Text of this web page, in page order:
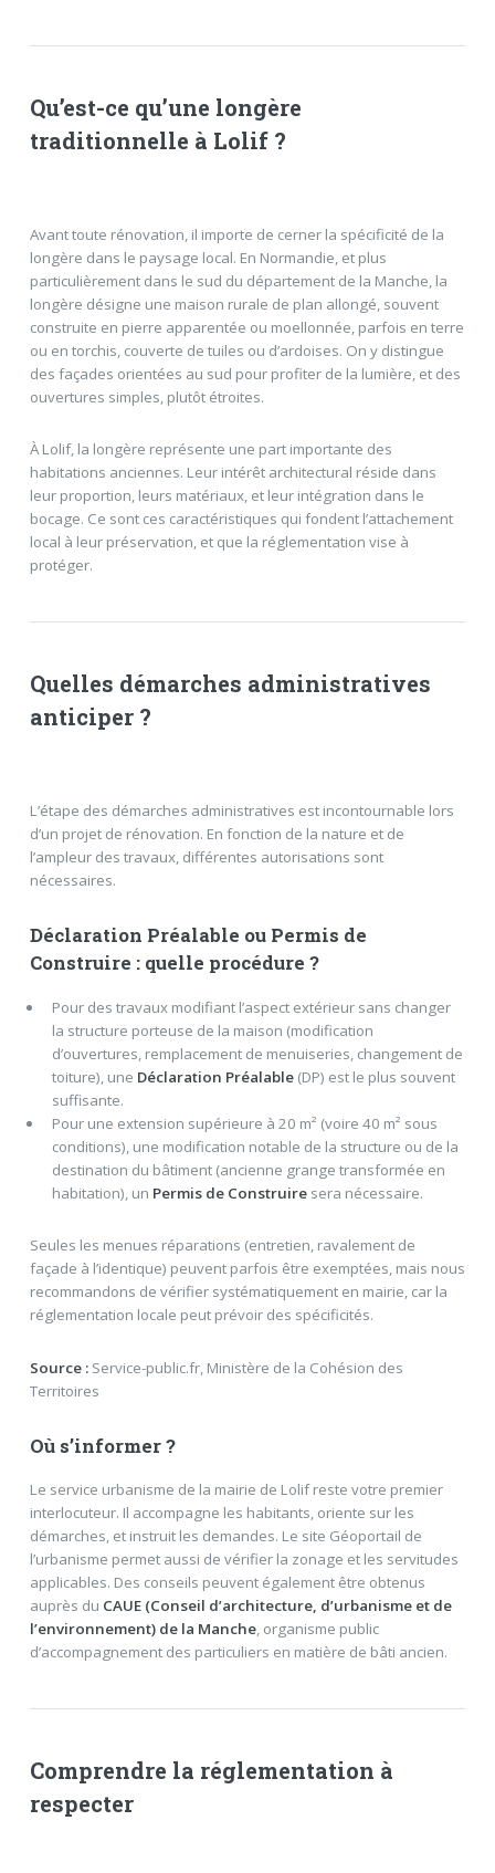
Qu’est-ce qu’une longère
traditionnelle à Lolif ?
Avant toute rénovation, il importe de cerner la spécificité de la
longère dans le paysage local. En Normandie, et plus
particulièrement dans le sud du département de la Manche, la
longère désigne une maison rurale de plan allongé, souvent
construite en pierre apparentée ou moellonnée, parfois en terre
ou en torchis, couverte de tuiles ou d’ardoises. On y distingue
des façades orientées au sud pour profiter de la lumière, et des
ouvertures simples, plutôt étroites.
À Lolif, la longère représente une part importante des
habitations anciennes. Leur intérêt architectural réside dans
leur proportion, leurs matériaux, et leur intégration dans le
bocage. Ce sont ces caractéristiques qui fondent l’attachement
local à leur préservation, et que la réglementation vise à
protéger.
Quelles démarches administratives
anticiper ?
L’étape des démarches administratives est incontournable lors
d’un projet de rénovation. En fonction de la nature et de
l’ampleur des travaux, différentes autorisations sont
nécessaires.
Déclaration Préalable ou Permis de
Construire : quelle procédure ?
Pour des travaux modifiant l’aspect extérieur sans changer
la structure porteuse de la maison (modification
d’ouvertures, remplacement de menuiseries, changement de
toiture), une Déclaration Préalable(DP) est le plus souvent
suffisante.
Pour une extension supérieure à 20 m² (voire 40 m² sous
conditions), une modification notable de la structure ou de la
destination du bâtiment (ancienne grange transformée en
habitation), un Permis de Construiresera nécessaire.
Seules les menues réparations (entretien, ravalement de
façade à l’identique) peuvent parfois être exemptées, mais nous
recommandons de vérifier systématiquement en mairie, car la
réglementation locale peut prévoir des spécificités.
Source :Service-public.fr, Ministère de la Cohésion des
Territoires
Où s’informer ?
Le service urbanisme de la mairie de Lolif reste votre premier
interlocuteur. Il accompagne les habitants, oriente sur les
démarches, et instruit les demandes. Le site Géoportail de
l’urbanisme permet aussi de vérifier la zonage et les servitudes
applicables. Des conseils peuvent également être obtenus
auprès du CAUE (Conseil d’architecture, d’urbanisme et de
l’environnement) de la Manche, organisme public
d’accompagnement des particuliers en matière de bâti ancien.
Comprendre la réglementation à
respecter